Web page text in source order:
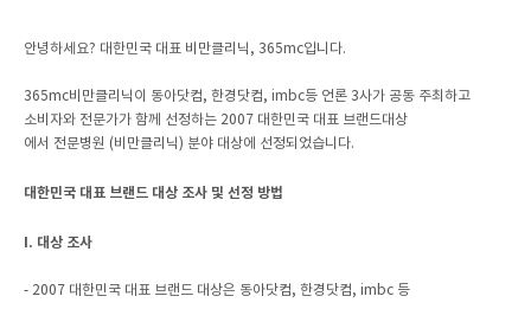
안녕하세요? 대한민국 대표 비만클리닉, 365mc입니다.
365mc비만클리닉이 동아닷컴, 한경닷컴, imbc등 언론 3사가 공동 주최하고
소비자와 전문가가 함께 선정하는 2007 대한민국 대표 브랜드대상
에서 전문병원 (비만클리닉) 분야 대상에 선정되었습니다.
대한민국 대표 브랜드 대상 조사 및 선정 방법
I. 대상 조사
- 2007 대한민국 대표 브랜드 대상은 동아닷컴, 한경닷컴, imbc 등